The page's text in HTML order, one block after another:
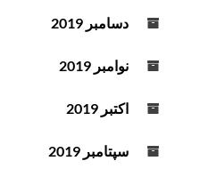
دسامبر 2019
نوامبر 2019
اکتبر 2019
سپتامبر 2019